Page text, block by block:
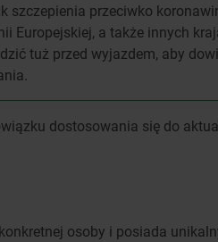
szczepienia przeciwko
Europejskiej, a także innych
tuż przed wyjazdem, aby
dostosowania się do
osoby i posiada